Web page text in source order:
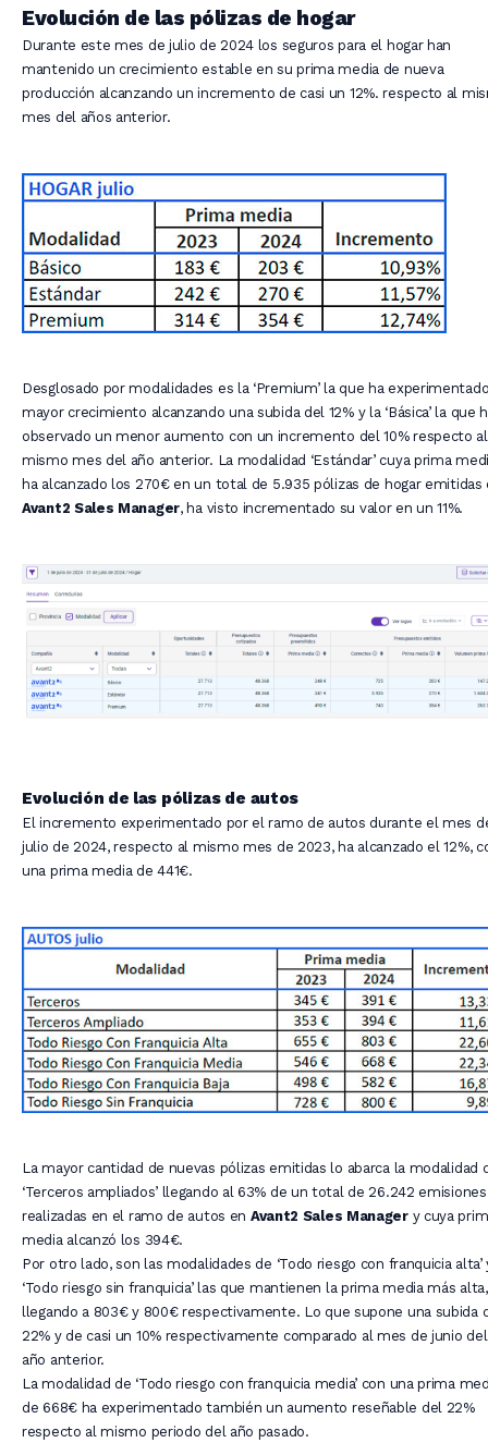
Evolución de las pólizas de hogar
Durante este mes de julio de 2024 los seguros para el hogar han
mantenido un crecimiento estable en su prima media de nueva
producción alcanzando un incremento de casi un 12%. respecto al
mes del años anterior.
Desglosado por modalidades es la ‘Premium’ la que ha
mayor crecimiento alcanzando una subida del 12% y la ‘Básica’ la que
observado un menor aumento con un incremento del 10% respecto al
mismo mes del año anterior. La modalidad ‘Estándar’ cuya prima
ha alcanzado los 270€ en un total de 5.935 pólizas de hogar emitidas
Avant2 Sales Manager, ha visto incrementado su valor en un 11%.
Evolución de las pólizas de autos
El incremento experimentado por el ramo de autos durante el mes
julio de 2024, respecto al mismo mes de 2023, ha alcanzado el 12%,
una prima media de 441€.
La mayor cantidad de nuevas pólizas emitidas lo abarca la modalidad
‘Terceros ampliados’ llegando al 63% de un total de 26.242 emisiones
realizadas en el ramo de autos en Avant2 Sales Managery cuya
media alcanzó los 394€.
Por otro lado, son las modalidades de ‘Todo riesgo con franquicia alta’
‘Todo riesgo sin franquicia’ las que mantienen la prima media más alta,
llegando a 803€ y 800€ respectivamente. Lo que supone una subida
22% y de casi un 10% respectivamente comparado al mes de junio del
año anterior.
La modalidad de ‘Todo riesgo con franquicia media’ con una prima
de 668€ ha experimentado también un aumento reseñable del 22%
respecto al mismo periodo del año pasado.